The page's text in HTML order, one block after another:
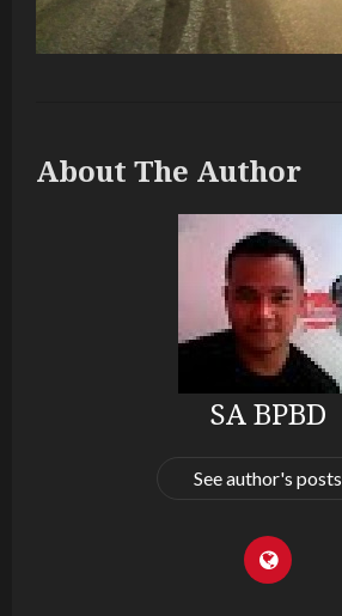
About The Author
SA BPBD
See author's posts